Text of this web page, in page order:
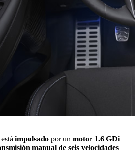
está impulsado por un motor 1.6 GDi
manual de seis velocidades